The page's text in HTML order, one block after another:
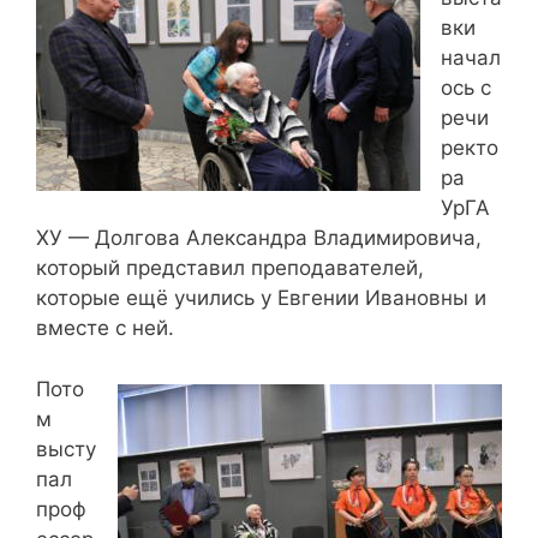
вки
начал
ось с
речи
ректо
ра
УрГА
ХУ — Долгова Александра Владимировича,
который представил преподавателей,
которые ещё учились у Евгении Ивановны и
вместе с ней.
Пото
м
высту
пал
проф